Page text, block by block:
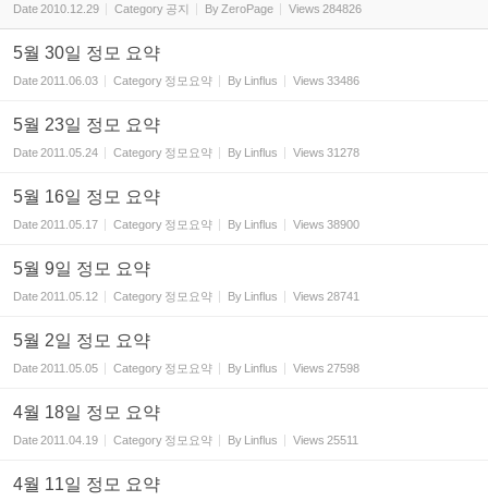
Date2010.12.29 Category 공지 By ZeroPage Views 284826
5월 30일 정모 요약
Date2011.06.03 Category 정모요약 By Linflus Views 33486
5월 23일 정모 요약
Date2011.05.24 Category 정모요약 By Linflus Views 31278
5월 16일 정모 요약
Date2011.05.17 Category 정모요약 By Linflus Views 38900
5월 9일 정모 요약
Date2011.05.12 Category 정모요약 By Linflus Views 28741
5월 2일 정모 요약
Date2011.05.05 Category 정모요약 By Linflus Views 27598
4월 18일 정모 요약
Date2011.04.19 Category 정모요약 By Linflus Views 25511
4월 11일 정모 요약